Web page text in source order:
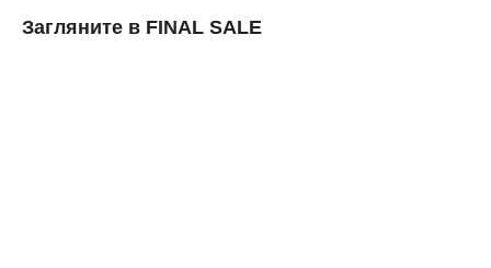
Загляните в FINAL SALE